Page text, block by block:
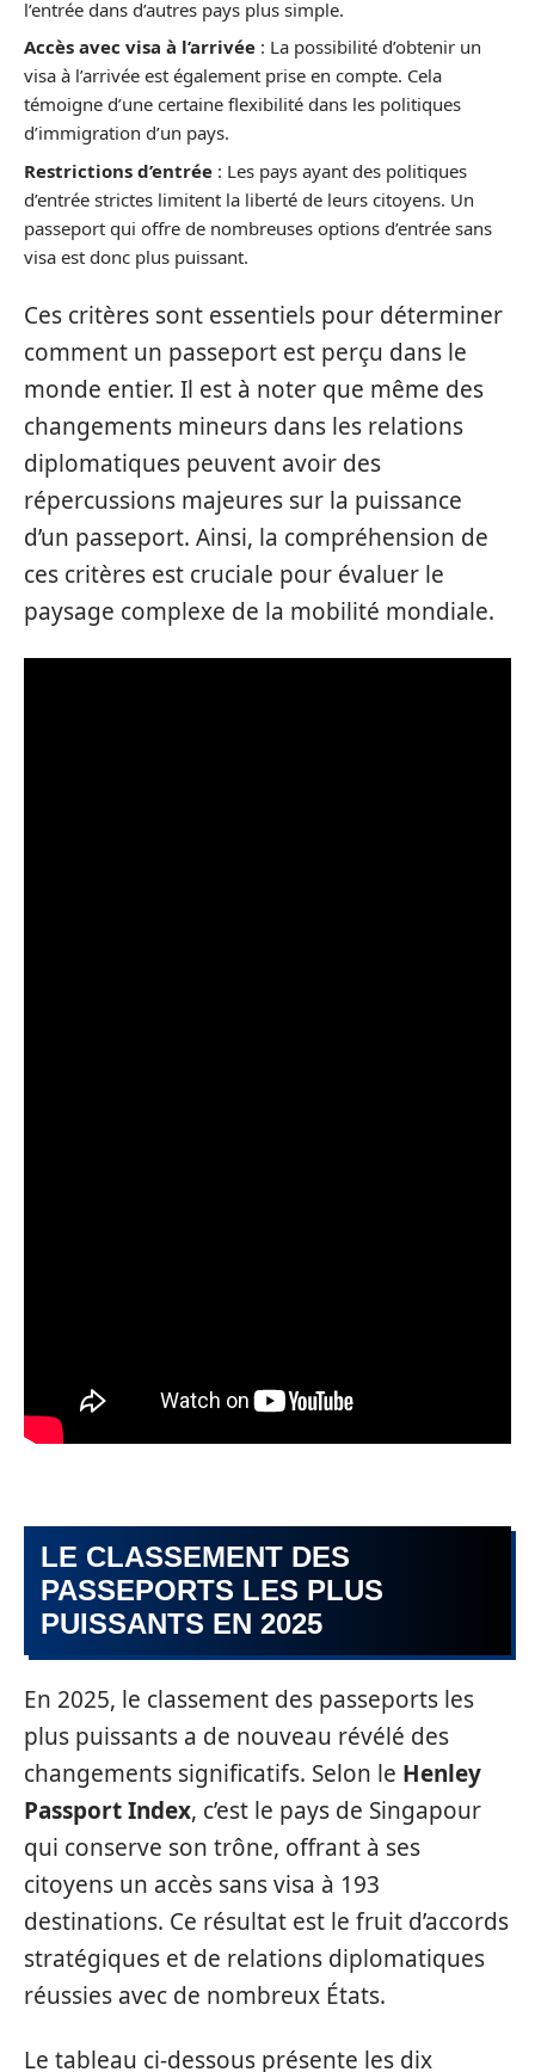
l’entrée dans d’autres pays plus simple.
Accès avec visa à l’arrivée : La possibilité d’obtenir un
visa à l’arrivée est également prise en compte. Cela
témoigne d’une certaine flexibilité dans les politiques
d’immigration d’un pays.
Restrictions d’entrée : Les pays ayant des politiques
d’entrée strictes limitent la liberté de leurs citoyens. Un
passeport qui offre de nombreuses options d’entrée sans
visa est donc plus puissant.
Ces critères sont essentiels pour déterminer
comment un passeport est perçu dans le
monde entier. Il est à noter que même des
changements mineurs dans les relations
diplomatiques peuvent avoir des
répercussions majeures sur la puissance
d’un passeport. Ainsi, la compréhension de
ces critères est cruciale pour évaluer le
paysage complexe de la mobilité mondiale.
LE CLASSEMENT DES
PASSEPORTS LES PLUS
PUISSANTS EN 2025
En 2025, le classement des passeports les
plus puissants a de nouveau révélé des
changements significatifs. Selon le Henley
Passport Index, c’est le pays de Singapour
qui conserve son trône, offrant à ses
citoyens un accès sans visa à 193
destinations. Ce résultat est le fruit d’accords
stratégiques et de relations diplomatiques
réussies avec de nombreux États.
Le tableau ci-dessous présente les dix